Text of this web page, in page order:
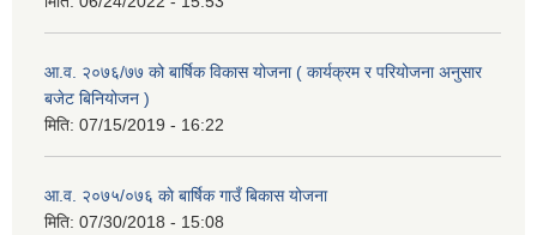
आ.व. २०७६/७७ को बार्षिक विकास योजना ( कार्यक्रम र परियोजना अनुसार
बजेट बिनियोजन )
मिति: 07/15/2019 - 16:22
आ.व. २०७५/०७६ काे बार्षिक गाउँ बिकास योजना
मिति: 07/30/2018 - 15:08